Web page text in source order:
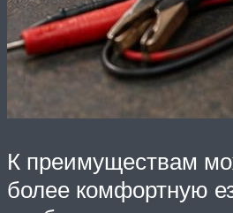
К преимуществам
более комфортную